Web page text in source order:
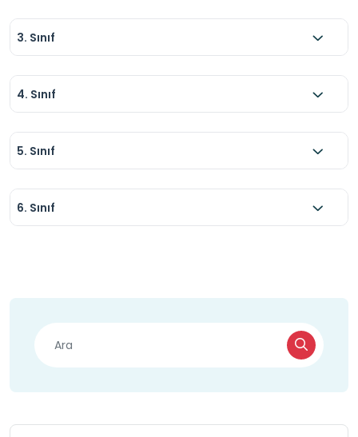
3. Sınıf
4. Sınıf
5. Sınıf
6. Sınıf